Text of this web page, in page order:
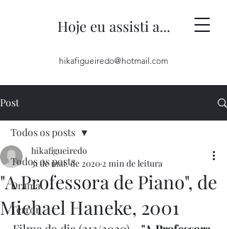
Hoje eu assisti a...
hikafigueiredo@hotmail.com
Post
Todos os posts
Drama
Terror
Todos os posts
"A Professora de Piano", de
Michael Haneke, 2001
hikafigueiredo
31 de mai. de 2020 2 min de leitura